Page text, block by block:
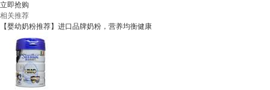
立即抢购
相关推荐
【婴幼奶粉推荐】进口品牌奶粉，营养均衡健康